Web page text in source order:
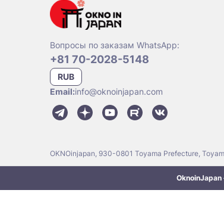
Вопросы по заказам WhatsApp:
+81 70-2028-5148
RUB
Email:info@oknoinjapan.com
OKNOinjapan, 930-0801 Toyama Prefecture,
OknoinJapan